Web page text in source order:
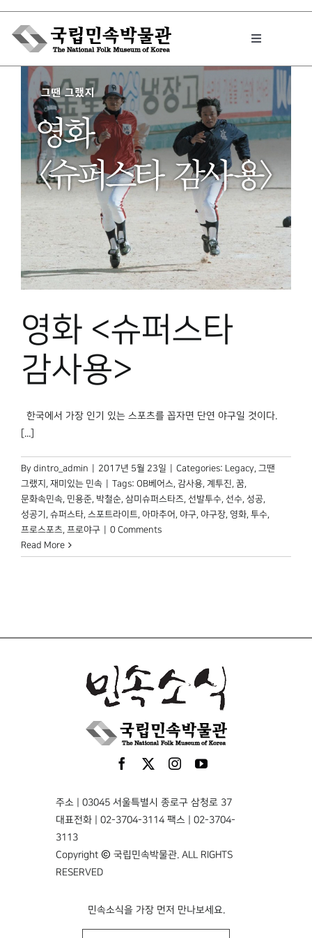
Skip
content
Toggle
박물관에서는
민속이야기
원문보기 PDF
박물관 홈페이지
영화 <슈퍼스타
감사용>
한국에서 가장 인기 있는 스포츠를 꼽자면 단연 야구일 것이다.
[...]
By dintro_admin 2017년 5월 23일 Categories: Legacy, 그땐
그랬지 , 재미있는 민속 Tags: OB베어스, 감사용, 계투진, 꿈,
문화속민속, 민용준, 박철순, 삼미슈퍼스타즈, 선발투수, 선수, 성공,
성공기 , 슈퍼스타, 스포트라이트, 아마추어 , 야구, 야구장, 영화, 투수,
프로스포츠, 프로야구
0 Comments
Read More
주소 | 03045 서울특별시 종로구 삼청로 37
대표전화 | 02-3704-3114 팩스 | 02-3704-
3113
Copyright © 국립민속박물관. ALL RIGHTS
RESERVED
민속소식을 가장 먼저 만나보세요.